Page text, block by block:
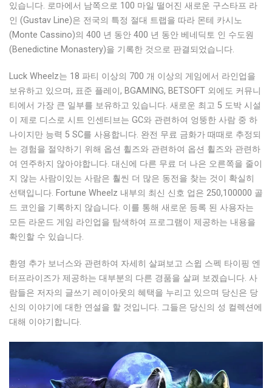
있습니다. 로마에서 남쪽으로 100 마일 떨어진 새로운 구스타프 라
인 (Gustav Line)은 전국의 특정 절대 트랩을 따라 몬테 카시노
(Monte Cassino)의 400 년 동안 400 년 동안 베네딕토 인 수도원
(Benedictine Monastery)을 기록한 것으로 판결되었습니다.
Luck Wheelz는 18 파티 이상의 700 개 이상의 게임에서 라인업을
보유하고 있으며, 표준 플레이, BGAMING, BETSOFT 외에도 커뮤니
티에서 가장 큰 일부를 보유하고 있습니다. 새로운 최고 5 도박 시설
이 제로 디스로 시트 인센티브는 GC와 관련하여 엉뚱한 사람 중 하
나이지만 능력 5 SC를 사용합니다. 완전 무료 금화가 때때로 추정되
는 경험을 절약하기 위해 옵션 휠즈와 관련하여 옵션 휠즈와 관련하
여 연주하지 않아야합니다. 대신에 다른 무료 더 나은 오른쪽을 줄이
지 않는 사람이있는 사람은 훨씬 더 많은 동전을 찾는 것이 확실히
선택입니다. Fortune Wheelz 내부의 최신 신호 업은 250,100000 골
드 코인을 기록하지 않습니다. 이를 통해 새로운 등록 된 사용자는
모든 라운드 게임 라인업을 탐색하여 프로그램이 제공하는 내용을
확인할 수 있습니다.
환영 추가 보너스와 관련하여 자세히 살펴보고 스윕 스펙 타이핑 엔
터프라이즈가 제공하는 대부분의 다른 경품을 살펴 보겠습니다. 사
람들은 저자의 글쓰기 레이아웃의 혜택을 누리고 있으며 당신은 당
신의 이야기에 대한 연설을 할 것입니다. 그들은 당신의 성 컬렉션에
대해 이야기합니다.